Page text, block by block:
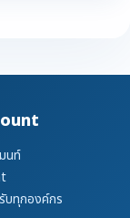
นท์
บทุกองค์กร